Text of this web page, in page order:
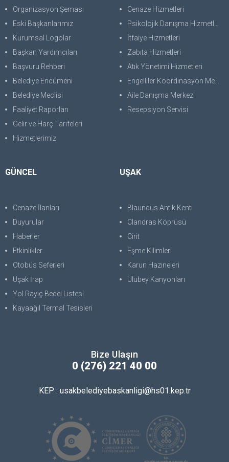
Organizasyon Şeması
Eski Başkanlarımız
Kurumsal Logolar
Başkan Yardımcıları
Başvuru Rehberi
Belediye Encümeni
Belediye Meclisi
Faaliyet Raporları
Gelir ve Harç Tarifeleri
Hizmetlerimiz
Cenaze Hizmetleri
Psikolojik Danışma Hizmetleri
İtfaiye Hizmetleri
Zabıta Hizmetleri
Atık Yönetimi Hizmetleri
Engelliler Koordinasyon Merkezi
Aile Danışma Merkezi
Resepsiyon Servisi
GÜNCEL
Cenaze İlanları
Duyurular
Haberler
Etkinlikler
Otobüs Seferleri
Uşak İrap
Yol Rayiç Bedel Listesi
Kayaağıl Termal Tesisleri
UŞAK
Blaundus Antik Kenti
Clandras Köprüsü
Cirit
Eşme Kilimleri
Karun Hazineleri
Ulubey Kanyonları
Bize Ulaşın
0 (276) 221 40 00
KEP : usakbelediyebaskanligi@hs01.kep.tr